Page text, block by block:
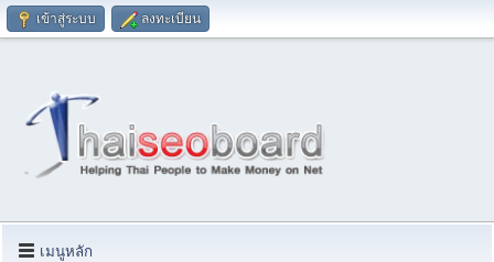
เข้าสู่ระบบ ลงทะเบียน
เมนูหลัก